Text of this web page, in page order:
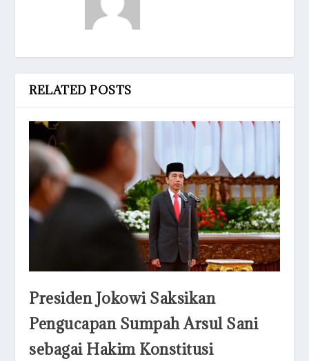
RELATED POSTS
Presiden Jokowi Saksikan
Pengucapan Sumpah Arsul Sani
sebagai Hakim Konstitusi